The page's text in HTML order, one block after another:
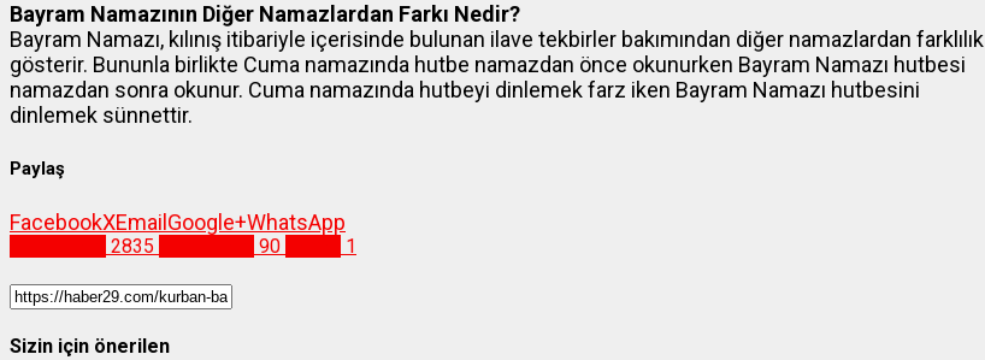
Bayram Namazının Diğer Namazlardan Farkı Nedir?
Bayram Namazı, kılınış itibariyle içerisinde bulunan ilave tekbirler bakımından diğer namazlardan farklılık
gösterir. Bununla birlikte Cuma namazında hutbe namazdan önce okunurken Bayram Namazı hutbesi
namazdan sonra okunur. Cuma namazında hutbeyi dinlemek farz iken Bayram Namazı hutbesini
dinlemek sünnettir.
Paylaş
FacebookXEmail Google+WhatsApp
2835 90 1
Sizin için önerilen